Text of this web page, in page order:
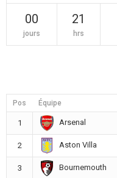
00
jours
21
hrs
Pos Équipe
1 Arsenal
2 Aston Villa
3 Bournemouth